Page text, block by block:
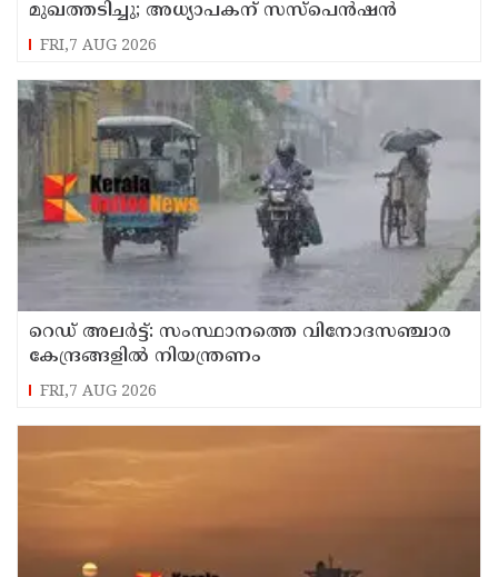
മുഖത്തടിച്ചു; അധ്യാപകന് സസ്പെൻഷൻ
FRI,7 AUG 2026
റെഡ് അലർട്ട്: സംസ്ഥാനത്തെ വിനോദസഞ്ചാര
കേന്ദ്രങ്ങളിൽ നിയന്ത്രണം
FRI,7 AUG 2026